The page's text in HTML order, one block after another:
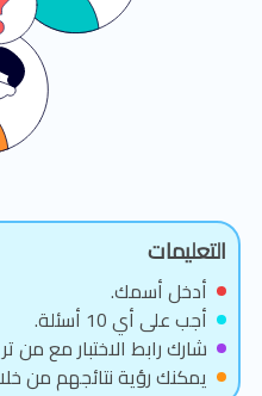
التعليمات
أدخل أسمك.
أجب على أي 10 أسئلة.
شارك رابط الاختبار مع من
يمكنك رؤية نتائجهم من